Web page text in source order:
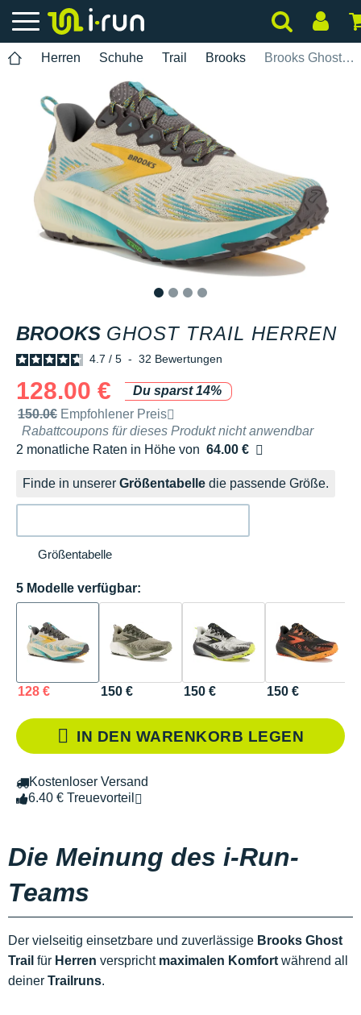
Herren Schuhe Trail Brooks Brooks Ghost Trail Herren
BROOKS GHOST TRAIL HERREN
4.7 / 5 - 32 Bewertungen
128.00 €
Du sparst 14%
Unverbindliche Preisempfehlung der Marke
150.0€ Empfohlener Preis
Rabattcoupons für dieses Produkt nicht anwendbar
2 monatliche Raten in Höhe von 64.00 €
Ohne Zusatzkosten
Finde in unserer Größentabelle die passende Größe.
Größentabelle
5 Modelle verfügbar:
128 € 150 € 150 € 150 €
IN DEN WARENKORB LEGEN
Kostenloser Versand
6.40 € Treuevorteil
Die Meinung des i-Run-
Teams
Der vielseitig einsetzbare und zuverlässige Brooks Ghost
Trail für Herren verspricht maximalen Komfort während all
deiner Trailruns.